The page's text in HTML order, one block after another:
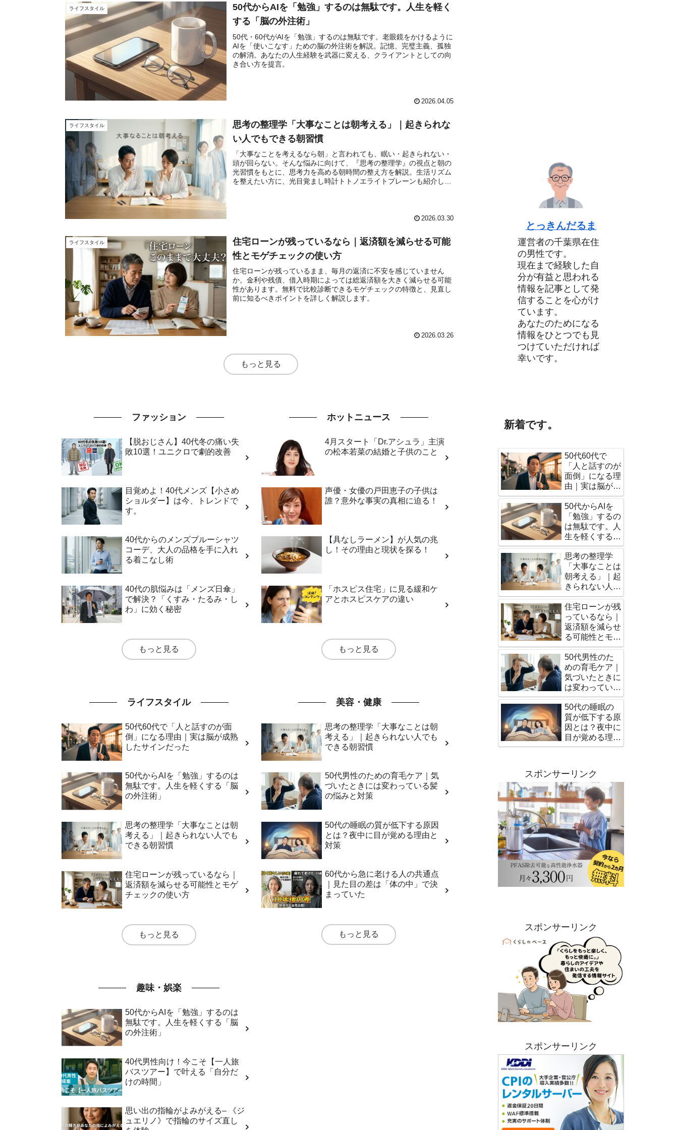
ライフスタイル
50代からAIを「勉強」するのは無駄です。人生を軽く
する「脳の外注術」
50代・60代がAIを「勉強」するのは無駄です。老眼鏡をかけるように
AIを「使いこなす」ための脳の外注術を解説。記憶、完璧主義、孤独
の解消。あなたの人生経験を武器に変える、クライアントとしての向
き合い方を提言。
2026.04.05
ライフスタイル
思考の整理学「大事なことは朝考える」｜起きられな
い人でもできる朝習慣
「大事なことを考えるなら朝」と言われても、眠い・起きられない・
頭が回らない。そんな悩みに向けて、『思考の整理学』の視点と朝の
光習慣をもとに、思考力を高める朝時間の整え方を解説。生活リズム
を整えたい方に、光目覚まし時計トトノエライトプレーンも紹介しま
2026.03.30
ライフスタイル
住宅ローンが残っているなら｜返済額を減らせる可能
性とモゲチェックの使い方
住宅ローンが残っているまま、毎月の返済に不安を感じていません
か。金利や残債、借入時期によっては総返済額を大きく減らせる可能
性があります。無料で比較診断できるモゲチェックの特徴と、見直し
前に知るべきポイントを詳しく解説します。
2026.03.26
もっと見る
ファッション
【脱おじさん】40代冬の痛い失
敗10選！ユニクロで劇的改善
目覚めよ！40代メンズ【小さめ
ショルダー】は今、トレンドで
す。
40代からのメンズブルーシャツ
コーデ、大人の品格を手に入れ
る着こなし術
40代の肌悩みは「メンズ日傘」
で解決？「くすみ・たるみ・し
わ」に効く秘密
もっと見る
ホットニュース
4月スタート「Dr.アシュラ」主演
の松本若菜の結婚と子供のこと
声優・女優の戸田恵子の子供は
誰？意外な事実の真相に迫る！
【具なしラーメン】が人気の兆
し！その理由と現状を探る！
「ホスピス住宅」に見る緩和ケ
アとホスピスケアの違い
もっと見る
ライフスタイル
50代60代で「人と話すのが面
倒」になる理由｜実は脳が成熟
したサインだった
50代からAIを「勉強」するのは
無駄です。人生を軽くする「脳
の外注術」
思考の整理学「大事なことは朝
考える」｜起きられない人でも
できる朝習慣
住宅ローンが残っているなら｜
返済額を減らせる可能性とモゲ
チェックの使い方
もっと見る
美容・健康
思考の整理学「大事なことは朝
考える」｜起きられない人でも
できる朝習慣
50代男性のための育毛ケア｜気
づいたときには変わっている髪
の悩みと対策
50代の睡眠の質が低下する原因
とは？夜中に目が覚める理由と
対策
60代から急に老ける人の共通点
｜見た目の差は「体の中」で決
まっていた
もっと見る
趣味・娯楽
50代からAIを「勉強」するのは
無駄です。人生を軽くする「脳
の外注術」
40代男性向け！今こそ【一人旅
バスツアー】で叶える「自分だ
けの時間」
思い出の指輪がよみがえる– 《ジ
ュエリノ》で指輪のサイズ直し
とっきんだるま
運営者の千葉県在住
の男性です。
現在まで経験した自
分が有益と思われる
情報を記事として発
信することを心がけ
ています。
あなたのためになる
情報をひとつでも見
つけていただければ
幸いです。
新着です。
50代60代で
「人と話すのが
面倒」になる理
由｜実は脳が成
熟したサインだ
った
50代からAIを
「勉強」するの
は無駄です。人
生を軽くする
「脳の外注術」
思考の整理学
「大事なことは
朝考える」｜起
きられない人で
もできる朝習慣
住宅ローンが残
っているなら｜
返済額を減らせ
る可能性とモゲ
チェックの使い
方
50代男性のた
めの育毛ケア｜
気づいたときに
は変わっている
髪の悩みと対策
50代の睡眠の
質が低下する原
因とは？夜中に
目が覚める理由
と対策
スポンサーリンク
スポンサーリンク
スポンサーリンク